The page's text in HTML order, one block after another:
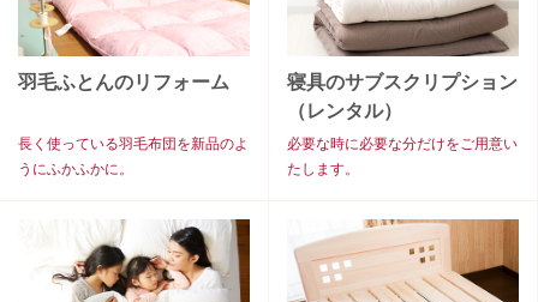
羽毛ふとんのリフォーム
長く使っている羽毛布団を新品のよ
うにふかふかに。
寝具のサブスクリプション
（レンタル）
必要な時に必要な分だけをご用意い
たします。